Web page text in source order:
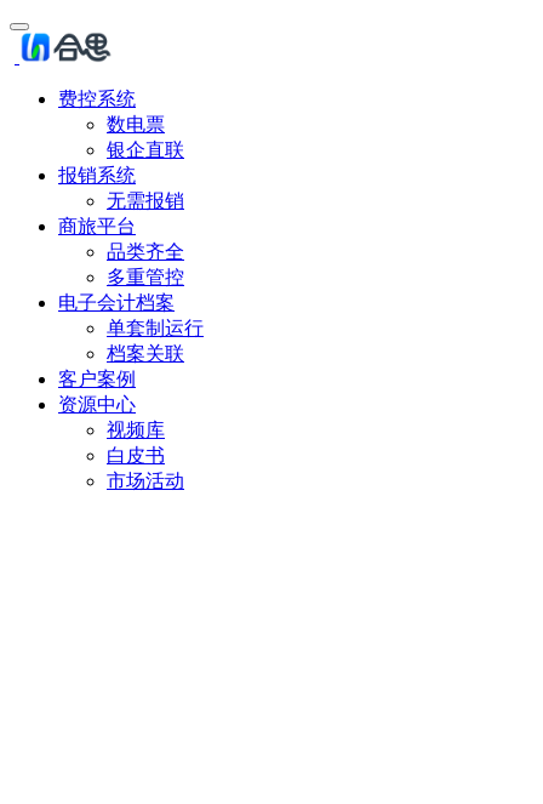
费控系统
数电票
银企直联
报销系统
无需报销
商旅平台
品类齐全
多重管控
电子会计档案
单套制运行
档案关联
客户案例
资源中心
视频库
白皮书
市场活动